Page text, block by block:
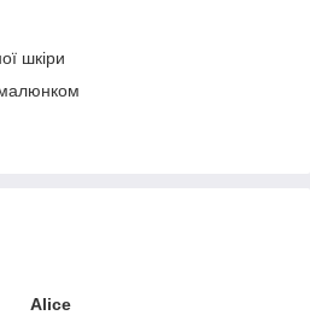
шкіри
малюнком
Alice